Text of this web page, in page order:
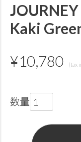
JOURNEY
Kaki
¥10,780